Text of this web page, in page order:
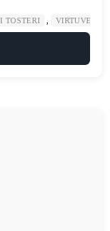
TOSTERI VIRTUVE